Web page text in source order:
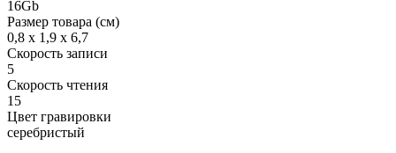
16Gb
Размер товара (см)
0,8 х 1,9 х 6,7
Скорость записи
5
Скорость чтения
15
Цвет гравировки
серебристый